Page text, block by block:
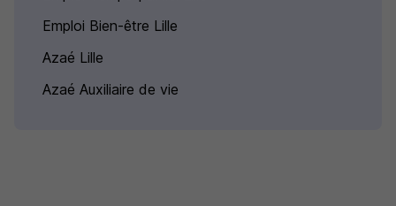
Emploi Bien-être Lille
Azaé Lille
Azaé Auxiliaire de vie